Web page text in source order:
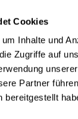
Cookies
Inhalte und
Zugriffe auf
Partner
bereitgestellt